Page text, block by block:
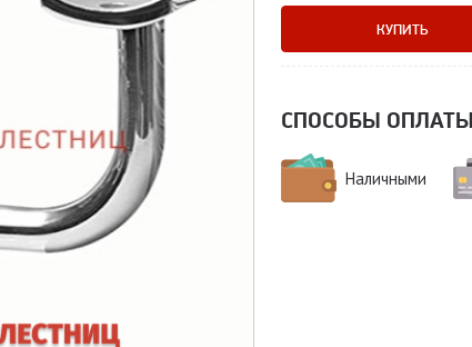
КУПИТЬ
СПОСОБЫ
Наличными